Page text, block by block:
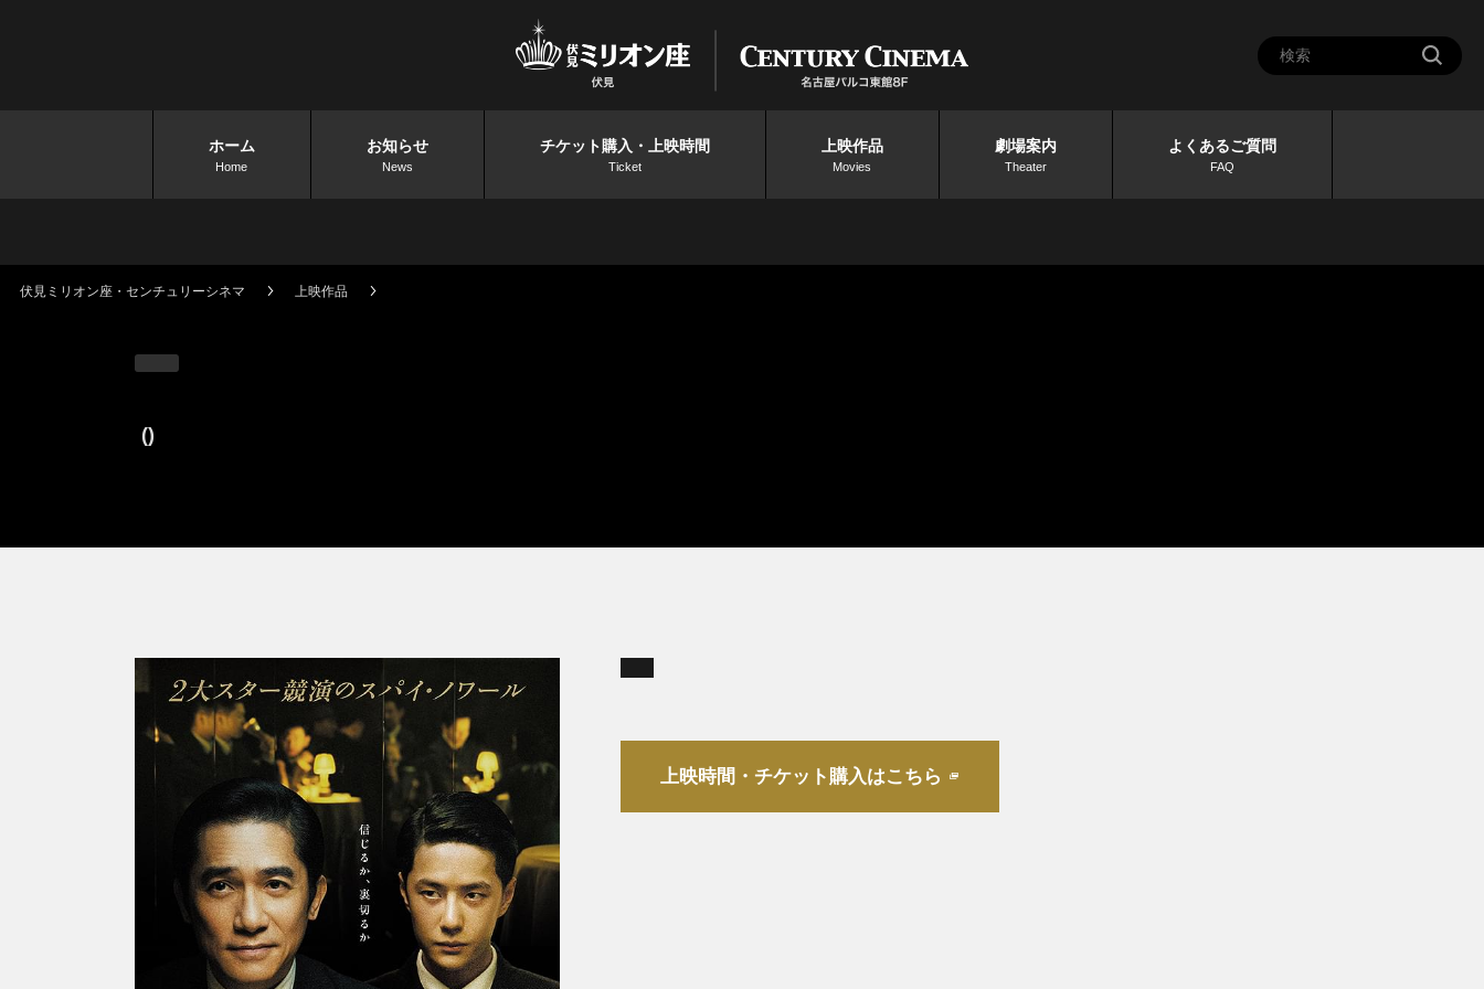
ホーム
Home
お知らせ
News
チケット購入・上映時間
Ticket
上映作品
Movies
劇場案内
Theater
よくあるご質問
FAQ
伏見ミリオン座・センチュリーシネマ 上映作品
()
上映時間・チケット購入はこちら